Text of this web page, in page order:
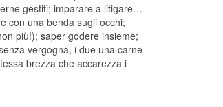
gestiti; imparare a litigare…
con una benda sugli occhi;
più!); saper godere insieme;
vergogna, i due una carne
brezza che accarezza i